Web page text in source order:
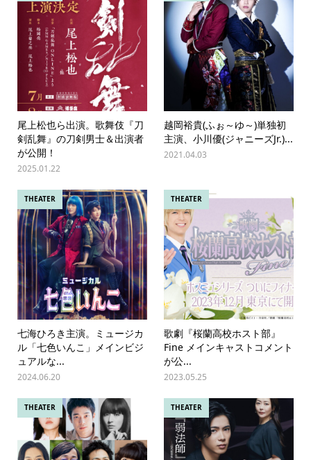
尾上松也ら出演。歌舞伎『刀
剣乱舞』の刀剣男士＆出演者
が公開！
2025.01.22
越岡裕貴(ふぉ～ゆ～)単独初
主演、小川優(ジャニーズJr.)...
2021.04.03
THEATER
七海ひろき主演。ミュージカ
ル「七色いんこ」メインビジ
ュアルな...
2024.06.20
THEATER
歌劇『桜蘭高校ホスト部』
Fine メインキャストコメント
が公...
2023.05.25
THEATER THEATER